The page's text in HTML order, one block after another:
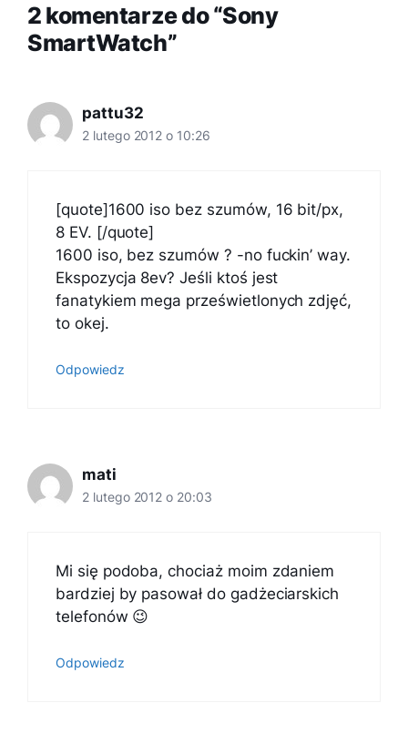
2 komentarze do “Sony
SmartWatch”
pattu32
2 lutego 2012 o 10:26
[quote]1600 iso bez szumów, 16 bit/px,
8 EV. [/quote]
1600 iso, bez szumów ? -no fuckin’ way.
Ekspozycja 8ev? Jeśli ktoś jest
fanatykiem mega prześwietlonych zdjęć,
to okej.
Odpowiedz
mati
2 lutego 2012 o 20:03
Mi się podoba, chociaż moim zdaniem
bardziej by pasował do gadżeciarskich
telefonów 😉
Odpowiedz